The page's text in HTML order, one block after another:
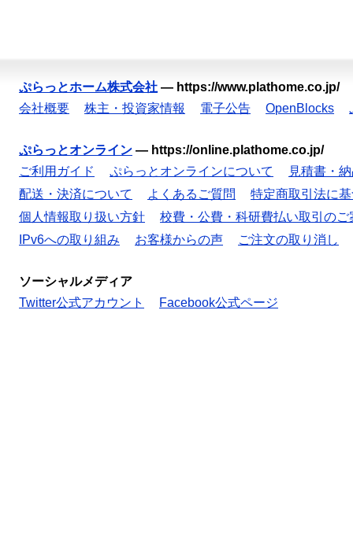
ぷらっとホーム株式会社 — https://www.plathome.co.jp/
会社概要
株主・投資家情報 電子公告 OpenBlocks
ぷらっとオンライン — https://online.plathome.co.jp/
ご利用ガイド
ぷらっとオンラインについて
見積書・
配送・決済について
よくあるご質問
特定商取引法に
個人情報取り扱い方針
校費・公費・科研費払い取引のご
IPv6への取り組み
お客様からの声 ご注文の取り消し
ソーシャルメディア
Twitter公式アカウント
Facebook公式ページ